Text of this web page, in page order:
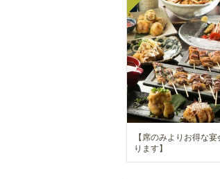
【席のみよりお得な
ります】